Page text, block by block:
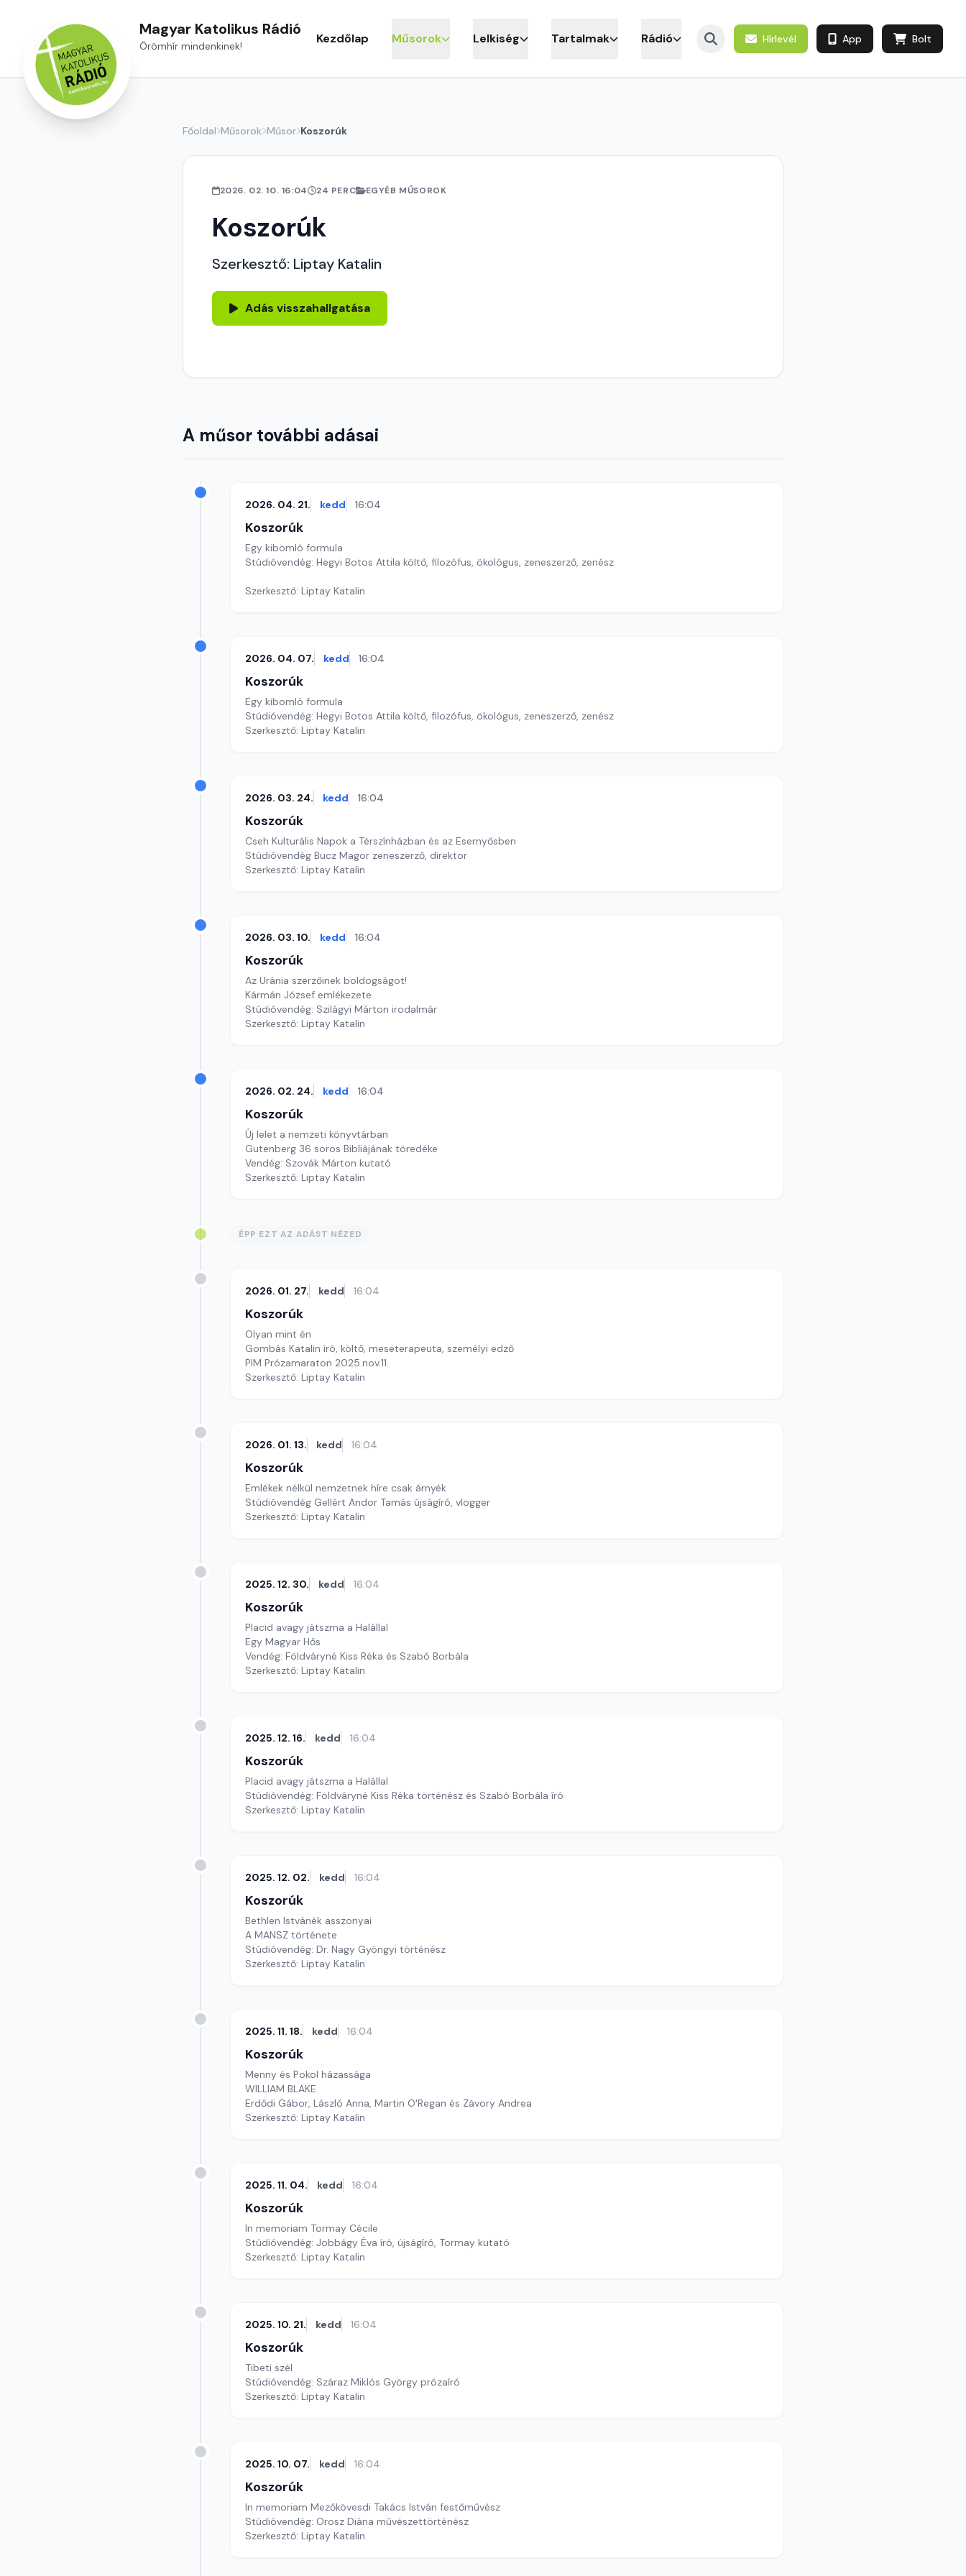
Magyar Katolikus Rádió
Örömhír mindenkinek! Kezdőlap Műsorok Lelkiség Tartalmak Rádió Hírlevél App Bolt
Főoldal Műsorok Műsor Koszorúk
2026. 02. 10. 16:04 24 PERC EGYÉB MŰSOROK
Koszorúk
Szerkesztő: Liptay Katalin
Adás visszahallgatása
A műsor további adásai
2026. 04. 21. kedd 16:04
Koszorúk
Egy kibomló formula
Stúdióvendég: Hegyi Botos Attila költő, filozófus, ökológus, zeneszerző, zenész
Szerkesztő: Liptay Katalin
2026. 04. 07. kedd 16:04
Koszorúk
Egy kibomló formula
Stúdióvendég: Hegyi Botos Attila költő, filozófus, ökológus, zeneszerző, zenész
Szerkesztő: Liptay Katalin
2026. 03. 24. kedd 16:04
Koszorúk
Cseh Kulturális Napok a Térszínházban és az Esernyősben
Stúdióvendég Bucz Magor zeneszerző, direktor
Szerkesztő: Liptay Katalin
2026. 03. 10. kedd 16:04
Koszorúk
Az Uránia szerzőinek boldogságot!
Kármán József emlékezete
Stúdióvendég: Szilágyi Márton irodalmár
Szerkesztő: Liptay Katalin
2026. 02. 24. kedd 16:04
Koszorúk
Új lelet a nemzeti könyvtárban
Gutenberg 36 soros Bibliájának töredéke
Vendég: Szovák Márton kutató
Szerkesztő: Liptay Katalin
ÉPP EZT AZ ADÁST NÉZED
2026. 01. 27. kedd 16:04
Koszorúk
Olyan mint én
Gombás Katalin író, költő, meseterapeuta, személyi edző
PIM Prózamaraton 2025.nov.11.
Szerkesztő: Liptay Katalin
2026. 01. 13. kedd 16:04
Koszorúk
Emlékek nélkül nemzetnek híre csak árnyék
Stúdióvendég Gellért Andor Tamás újságíró, vlogger
Szerkesztő: Liptay Katalin
2025. 12. 30. kedd 16:04
Koszorúk
Placid avagy játszma a Halállal
Egy Magyar Hős
Vendég: Földváryné Kiss Réka és Szabó Borbála
Szerkesztő: Liptay Katalin
2025. 12. 16. kedd 16:04
Koszorúk
Placid avagy játszma a Halállal
Stúdióvendég: Földváryné Kiss Réka történész és Szabó Borbála író
Szerkesztő: Liptay Katalin
2025. 12. 02. kedd 16:04
Koszorúk
Bethlen Istvánék asszonyai
A MANSZ története
Stúdióvendég: Dr. Nagy Gyöngyi történész
Szerkesztő: Liptay Katalin
2025. 11. 18. kedd 16:04
Koszorúk
Menny és Pokol házassága
WILLIAM BLAKE
Erdődi Gábor, László Anna, Martin O'Regan és Závory Andrea
Szerkesztő: Liptay Katalin
2025. 11. 04. kedd 16:04
Koszorúk
In memoriam Tormay Cécile
Stúdióvendég: Jobbágy Éva író, újságíró, Tormay kutató
Szerkesztő: Liptay Katalin
2025. 10. 21. kedd 16:04
Koszorúk
Tibeti szél
Stúdióvendég: Száraz Miklós György prózaíró
Szerkesztő: Liptay Katalin
2025. 10. 07. kedd 16:04
Koszorúk
In memoriam Mezőkövesdi Takács István festőművész
Stúdióvendég: Orosz Diána művészettörténész
Szerkesztő: Liptay Katalin